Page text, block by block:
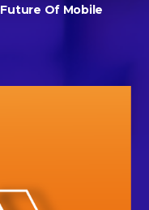
Smart Watches Are The Future Of Mobile